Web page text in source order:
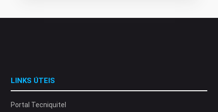
LINKS ÚTEIS
Portal Tecniquitel